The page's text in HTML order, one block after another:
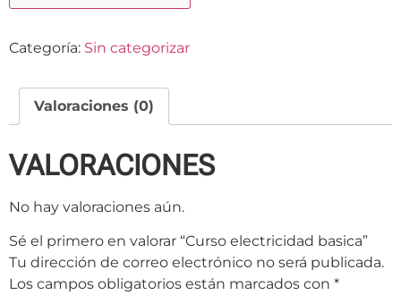
Categoría: Sin categorizar
Valoraciones (0)
VALORACIONES
No hay valoraciones aún.
Sé el primero en valorar “Curso electricidad basica”
Tu dirección de correo electrónico no será publicada.
Los campos obligatorios están marcados con *